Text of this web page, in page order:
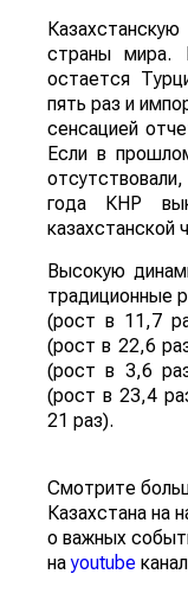
страны мира.
остается
пять раз и
сенсацией
Если в
года КНР
казахстанской
Высокую
традиционные
(рост в 11,7
(рост в 22,6
(рост в 3,6
(рост в 23,4
21 раз).
Смотрите
Казахстана на
о важных
наyoutube